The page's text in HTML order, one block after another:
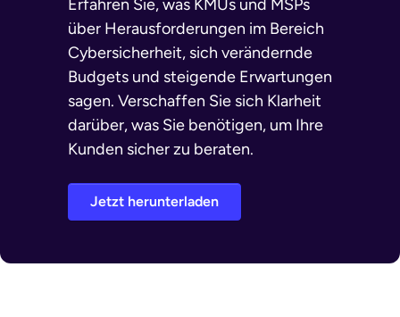
Erfahren Sie, was KMUs und MSPs
über Herausforderungen im Bereich
Cybersicherheit, sich verändernde
Budgets und steigende Erwartungen
sagen. Verschaffen Sie sich Klarheit
darüber, was Sie benötigen, um Ihre
Kunden sicher zu beraten.
Jetzt herunterladen